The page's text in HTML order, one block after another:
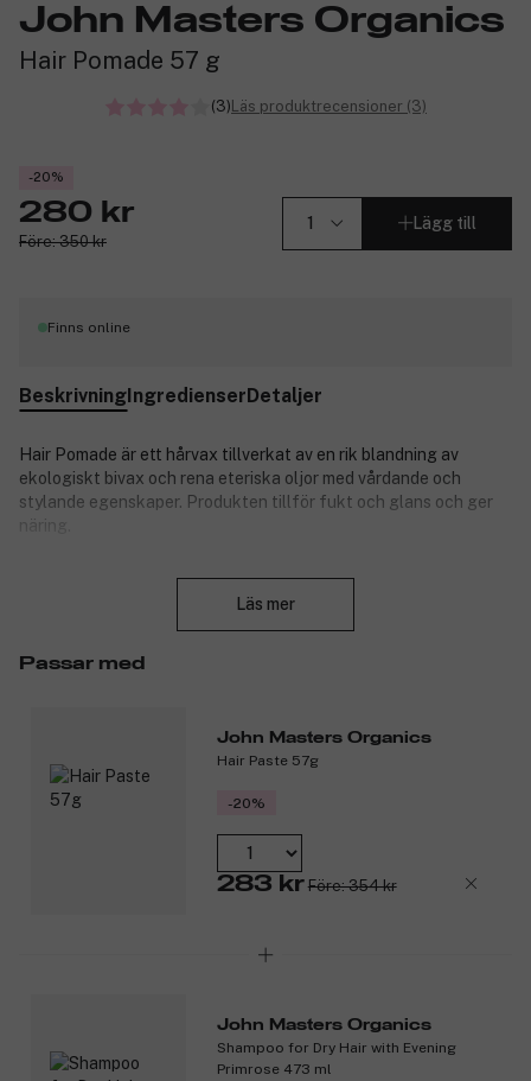
John Masters Organics
Hair Pomade 57 g
(3) Läs produktrecensioner (3)
-20%
280 kr
Före: 350 kr
Lägg till
Finns online
BeskrivningIngredienserDetaljer
Hair Pomade är ett hårvax tillverkat av en rik blandning av
ekologiskt bivax och rena eteriska oljor med vårdande och
stylande egenskaper. Produkten tillför fukt och glans och ger
näring.
Kan även användas som handkräm och till att återfukta
nagelbanden.
Applicera i vått eller torrt hår
Styla som du vill
ingredienser som inte testats på djur.
Läs mer
Passar med
John Masters Organics
Hair Paste 57g
-20%
283 kr Före: 354 kr
John Masters Organics
Shampoo for Dry Hair with Evening
Primrose 473 ml